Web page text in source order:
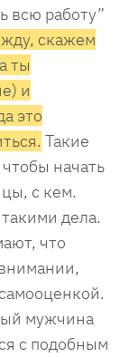
всю работу”
скажем
ты
и
это
Такие
начать
с кем.
дела.
что
мужчина
с подобным